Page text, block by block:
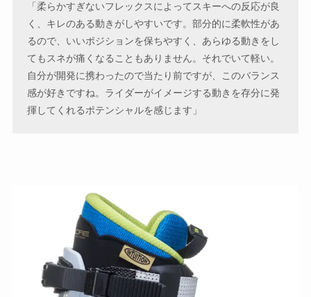
「柔らかすぎないフレックスによってスキーへの反応が良
く、キレのある動きがしやすいです。部分的に柔軟性があ
るので、いいポジションを保ちやすく、あらゆる動きをし
てもスネが痛くなることもありません。それでいて軽い。
自分が開発に携わったので当たり前ですが、このバランス
感が好きですね。ライダーがイメージする動きを存分に発
揮してくれるポテンシャルを感じます」